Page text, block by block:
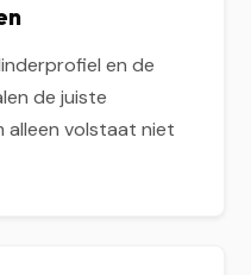
en de
de juiste
alleen volstaat niet